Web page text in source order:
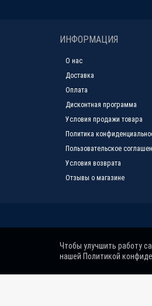
ИНФОРМАЦИЯ
О нас
Доставка
Оплата
Дисконтная программа
Условия продажи товара
Политика
Пользовательское
Условия возврата
Отзывы о магазине
Чтобы улучшить работу
нашей Политикой